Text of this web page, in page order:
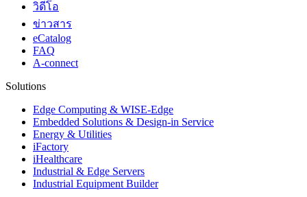
วิดีโอ
ข่าวสาร
eCatalog
FAQ
A-connect
Solutions
Edge Computing & WISE-Edge
Embedded Solutions & Design-in Service
Energy & Utilities
iFactory
iHealthcare
Industrial & Edge Servers
Industrial Equipment Builder